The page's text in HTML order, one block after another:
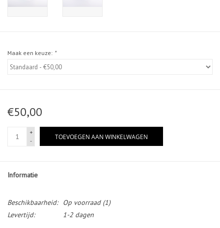
Maak een keuze: *
€50,00
+
-
TOEVOEGEN AAN WINKELWAGEN
Informatie
Beschikbaarheid: Op voorraad(1)
Levertijd:
1-2 dagen